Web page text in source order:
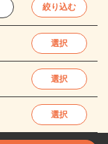
絞り込む
選択
選択
選択